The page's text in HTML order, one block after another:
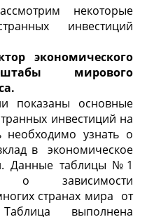
некоторые
инвестиций
экономического
мирового
показаны основные
инвестиций на
необходимо узнать о
в экономическое
Данные таблицы №1
о зависимости
странах мира от
выполнена